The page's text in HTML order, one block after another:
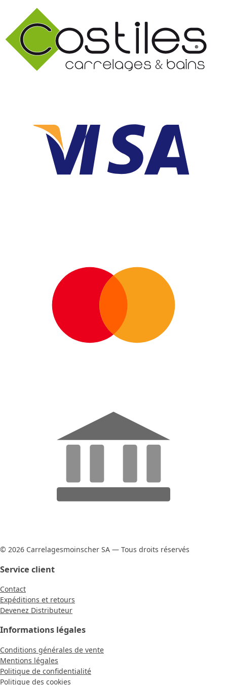
© 2026 Carrelagesmoinscher SA — Tous droits réservés
Service client
Contact
Expéditions et retours
Devenez Distributeur
Informations légales
Conditions générales de vente
Mentions légales
Politique de confidentialité
Politique des cookies